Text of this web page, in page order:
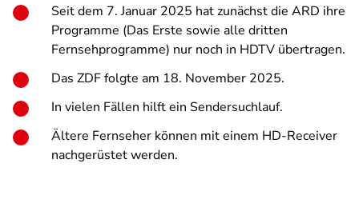
Seit dem 7. Januar 2025 hat zunächst die ARD ihre
Programme (Das Erste sowie alle dritten
Fernsehprogramme) nur noch in HDTV übertragen.
Das ZDF folgte am 18. November 2025.
In vielen Fällen hilft ein Sendersuchlauf.
Ältere Fernseher können mit einem HD-Receiver
nachgerüstet werden.